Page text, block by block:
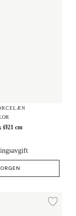
Ø21 cm
önskelista
4 st.